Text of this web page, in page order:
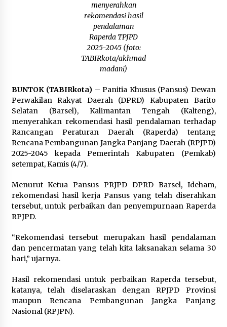
Pelajar di HST Musnahkan Barang Bukti
Kejaksaan, Ada Apa?
Agustus 4, 2026
menyerahkan
rekomendasi hasil
pendalaman
Raperda TPJPD
2025-2045 (foto:
TABIRkota/akhmad
madani)
BUNTOK (TABIRkota) – Panitia Khusus (Pansus) Dewan
Perwakilan Rakyat Daerah (DPRD) Kabupaten Barito
Selatan (Barsel), Kalimantan Tengah (Kalteng),
menyerahkan rekomendasi hasil pendalaman terhadap
Rancangan Peraturan Daerah (Raperda) tentang
Rencana Pembangunan Jangka Panjang Daerah (RPJPD)
2025-2045 kepada Pemerintah Kabupaten (Pemkab)
setempat, Kamis (4/7).
Menurut Ketua Pansus PRJPD DPRD Barsel, Ideham,
rekomendasi hasil kerja Pansus yang telah diserahkan
tersebut, untuk perbaikan dan penyempurnaan Raperda
RPJPD.
“Rekomendasi tersebut merupakan hasil pendalaman
dan pencermatan yang telah kita laksanakan selama 30
hari,” ujarnya.
Hasil rekomendasi untuk perbaikan Raperda tersebut,
katanya, telah diselaraskan dengan RPJPD Provinsi
maupun Rencana Pembangunan Jangka Panjang
Nasional (RPJPN).